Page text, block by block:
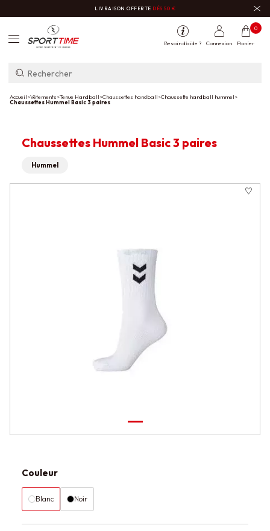
LIVRAISON OFFERTE DÈS 50 €
Besoin d'aide ? Connexion Panier
0
Accueil>Vêtements>Tenue Handball>Chaussettes handball>Chaussette handball hummel>
Chaussettes Hummel Basic 3 paires
Couleur
Blanc Noir
Chaussettes Hummel Basic 3 paires
Hummel